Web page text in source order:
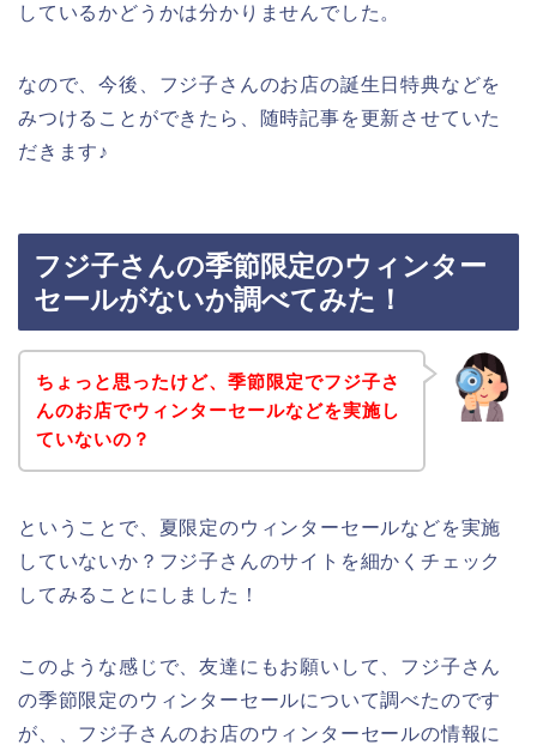
しているかどうかは分かりませんでした。
なので、今後、フジ子さんのお店の誕生日特典などを
みつけることができたら、随時記事を更新させていた
だきます♪
フジ子さんの季節限定のウィンター
セールがないか調べてみた！
ちょっと思ったけど、季節限定でフジ子さ
んのお店でウィンターセールなどを実施し
ていないの？
ということで、夏限定のウィンターセールなどを実施
していないか？フジ子さんのサイトを細かくチェック
してみることにしました！
このような感じで、友達にもお願いして、フジ子さん
の季節限定のウィンターセールについて調べたのです
が、、フジ子さんのお店のウィンターセールの情報に